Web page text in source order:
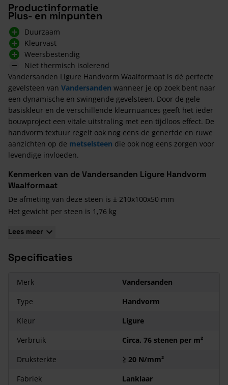
Productinformatie
Plus- en minpunten
Duurzaam
Kleurvast
Weersbestendig
Niet thermisch isolerend
Vandersanden Ligure Handvorm Waalformaat is dé perfecte
gevelsteen van Vandersanden wanneer je op zoek bent naar
een dynamische en swingende gevelsteen. Door de gele
basiskleur en de verschillende kleurnuances geeft het ieder
bouwproject een vitale uitstraling met een tijdloos effect. De
handvorm textuur regelt ook nog eens de generfde en ruwe
aanzichten op de metselsteen die ook nog eens zorgen voor
levendige invloeden.
Kenmerken van de Vandersanden Ligure Handvorm
Waalformaat
De afmeting van deze steen is ± 210x100x50 mm
Het gewicht per steen is 1,76 kg
oppervlakte afwerking
kleurnuances
Lees meer
Specificaties
Merk
Vandersanden
Type
Handvorm
Kleur
Ligure
Verbruik
Circa. 76 stenen per m²
Druksterkte
≥ 20 N/mm²
Fabriek
Lanklaar